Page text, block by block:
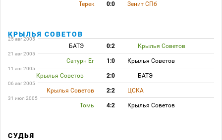
Терек 0:0 Зенит СПб
КРЫЛЬЯ СОВЕТОВ
25 авг 2005
БАТЭ 0:2 Крылья Советов
21 авг 2005
Сатурн Ег 1:0 Крылья Советов
11 авг 2005
Крылья Советов 2:0 БАТЭ
06 авг 2005
Крылья Советов 2:2 ЦСКА
31 июл 2005
Томь 4:2 Крылья Советов
СУДЬЯ